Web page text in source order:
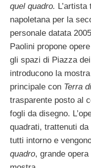
quel quadro.
napoletana per la
personale datata
Paolini propone
gli spazi di Piazza
introducono la
principale con Terra
trasparente posto al
fogli da disegno.
quadrati, trattenuti
tutti intorno e
quadro, grande